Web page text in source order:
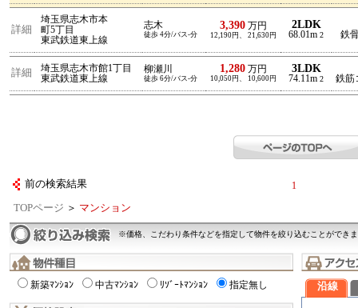
詳細
埼玉県志木市本
町5丁目
東武鉄道東上線
志木
徒歩 4分/バス-分
3,390万円
12,190円、 21,630円
2LDK
68.01m 2 鉄
詳細
埼玉県志木市館1丁目
東武鉄道東上線
柳瀬川
徒歩 6分/バス-分
1,280万円
10,050円、 10,600円
3LDK
74.11m 2 鉄筋
前の検索結果 1
TOPページ ＞ マンション
※価格、こだわり条件などを指定して物件を絞り込むことができ
新築ﾏﾝｼｮﾝ 中古ﾏﾝｼｮﾝ ﾘｿﾞｰﾄﾏﾝｼｮﾝ 指定無し 沿線